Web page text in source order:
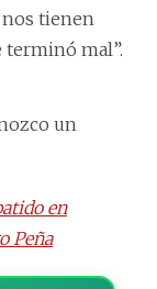
tienen
terminó mal”.
un
en
Peña